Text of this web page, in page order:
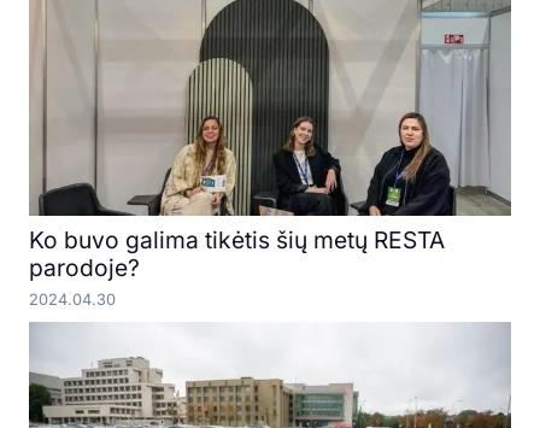
Ko buvo galima tikėtis šių metų RESTA
parodoje?
2024.04.30